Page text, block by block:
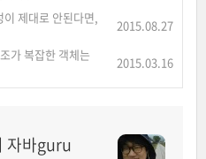
제대로 안된다면,
2015.08.27
가 복잡한 객체는
2015.03.16
자바guru